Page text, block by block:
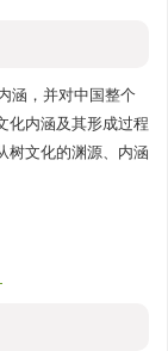
涵，并对中国整个
化内涵及其形成过程
树文化的渊源、内涵